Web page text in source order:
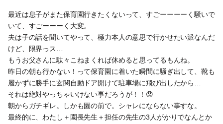
最近は息子がまた保育園行きたくないって、すごーーーーく騒いで
いて、すごーーーく大変。
夫は子の話を聞いてやって、極力本人の意思で行かせたい派なんだ
けど、限界っス…
もうお父さんに駄々こねまくれば休めると思ってるもんね。
昨日の朝も行かない！って保育園に着いた瞬間に騒ぎ出して、靴も
履かずに勝手に玄関自動ドア開けて駐車場に飛び出したから…
それは絶対やっちゃいけない事だろうが！！😡
朝からガチギレ。しかも園の前で。シャレにならない事すな。
最終的に、わたし＋園長先生＋担任の先生の3人がかりでなんとか